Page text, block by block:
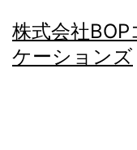
ン
テ
株式会社BOP
ケーションズ